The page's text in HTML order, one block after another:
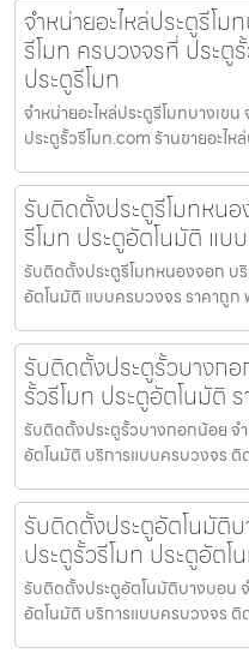
จำหน่ายอะไหล่ประตูรีโม
รีโมท ครบวงจรที่ ประตู
ประตูรีโมท
จำหน่ายอะไหล่ประตูรีโมทบางเข
ประตูรั้วรีโมท.com ร้านขายอะไ
รับติดตั้งประตูรีโมทหน
รีโมท ประตูอัตโนมัติ แบ
รับติดตั้งประตูรีโมทหนองจอก บ
อัตโนมัติ แบบครบวงจร ราคาถูก
รับติดตั้งประตูรั้วบางก
รั้วรีโมท ประตูอัตโนมัติ
รับติดตั้งประตูรั้วบางกอกน้อย จ
อัตโนมัติ บริการแบบครบวงจร
รับติดตั้งประตูอัตโนมัติ
ประตูรั้วรีโมท ประตูอัตโ
รับติดตั้งประตูอัตโนมัติบางบอน
อัตโนมัติ บริการแบบครบวงจร